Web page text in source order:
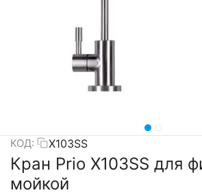
КОД: X103SS
Кран Prio X103SS для
мойкой